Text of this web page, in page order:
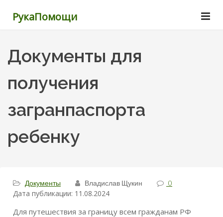
РукаПомощи
Документы для
получения
загранпаспорта
ребенку
Документы Владислав Щукин 0
Дата публикации: 11.08.2024
Для путешествия за границу всем гражданам РФ